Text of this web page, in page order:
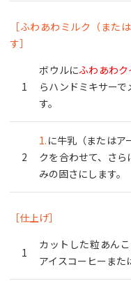
［ふわあわミルク（また
す］
ボウルにふわあわ
らハンドミキサー
す。
1. に牛乳（またはア
クを合わせて、さ
みの固さにします。
［仕上げ］
カットした粒あん
アイスコーヒーまた